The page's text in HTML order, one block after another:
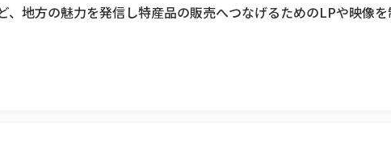
、地方の魅力を発信し特産品の販売へつなげるためのLPや映像を